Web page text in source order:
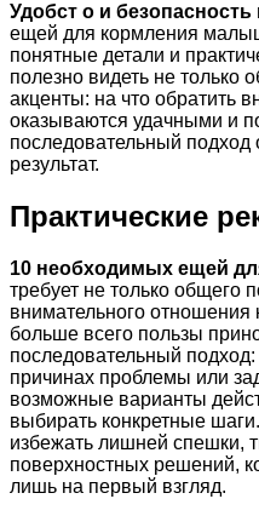
Удобст о и безопасность
ещей для кормления
понятные детали и
полезно видеть не только
акценты: на что обратить
оказываются удачными и
последовательный
результат.
Практические
10 необходимых ещей
требует не только общего
внимательного отношения
больше всего пользы
последовательный
причинах проблемы или
возможные варианты
выбирать конкретные
избежать лишней спешки,
поверхностных решений,
лишь на первый взгляд.